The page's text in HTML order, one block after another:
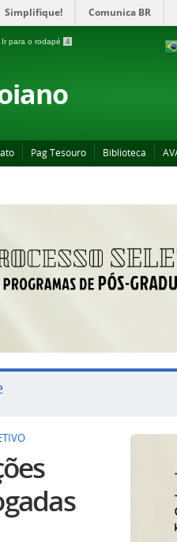
Simplifique! Comunica BR
Ir para o rodapé 4
Pag Tesouro Biblioteca